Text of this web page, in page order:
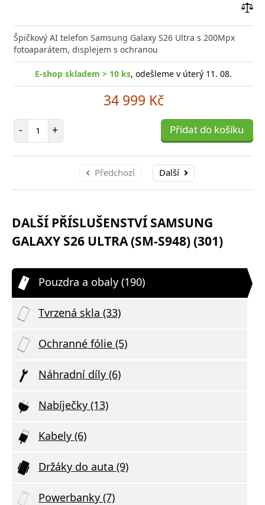
Špičkový AI telefon Samsung Galaxy S26 Ultra s 200Mpx
fotoaparátem, displejem s ochranou
E-shop skladem > 10 ks, odešleme v úterý 11. 08.
34 999 Kč
- Počet položek
+ Přidat do košíku
Předchozí Další
DALŠÍ PŘÍSLUŠENSTVÍ SAMSUNG
GALAXY S26 ULTRA (SM-S948) (301)
Pouzdra a obaly (190)
Tvrzená skla (33)
Ochranné fólie (5)
Náhradní díly (6)
Nabíječky (13)
Kabely (6)
Držáky do auta (9)
Powerbanky (7)